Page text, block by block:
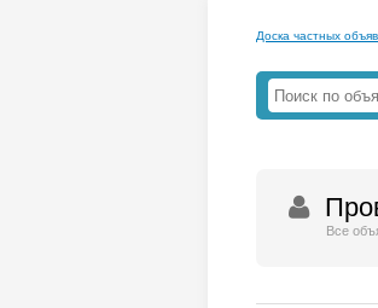
Доска частных
Все